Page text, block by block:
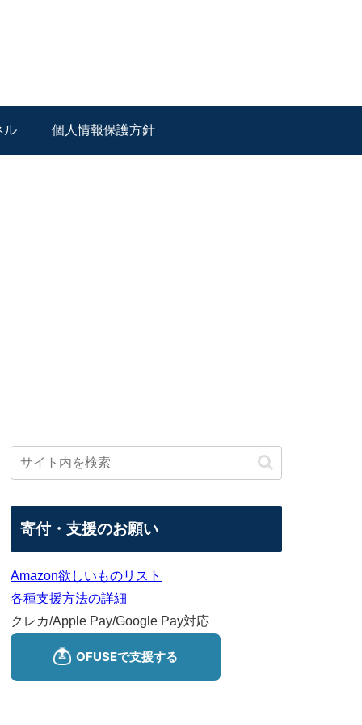
ル 個人情報保護方針
寄付・支援のお願い
Amazon欲しいものリスト
各種支援方法の詳細
クレカ/Apple Pay/Google Pay対応